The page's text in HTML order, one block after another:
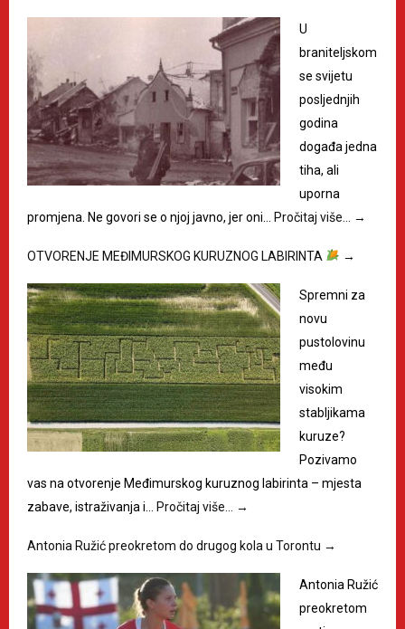
U
braniteljskom
se svijetu
posljednjih
godina
događa jedna
tiha, ali
uporna
promjena. Ne govori se o njoj javno, jer oni…
Pročitaj više… →
OTVORENJE MEĐIMURSKOG KURUZNOG LABIRINTA →
Spremni za
novu
pustolovinu
među
visokim
stabljikama
kuruze?
Pozivamo
vas na otvorenje Međimurskog kuruznog labirinta – mjesta
zabave, istraživanja i…
Pročitaj više… →
Antonia Ružić preokretom do drugog kola u Torontu →
Antonia Ružić
preokretom